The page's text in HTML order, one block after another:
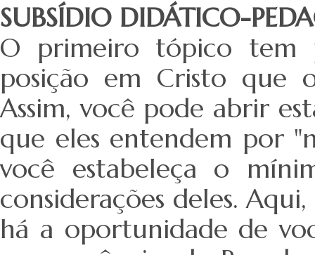
SUBSÍDIO DIDÁTICO-
O primeiro tópico tem
posição em Cristo que
Assim, você pode abrir
que eles entendem por
você estabeleça o
considerações deles.
há a oportunidade de